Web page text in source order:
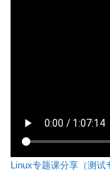
Linux专题课分享（测试